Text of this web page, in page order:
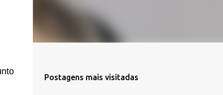
Postagens mais visitadas